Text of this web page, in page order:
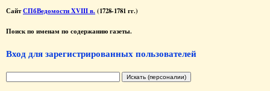
СайтСПбВедомости XVIII в. (1728-1781 гг.)
Поиск по именам по содержанию газеты.
Вход для зарегистрированных пользователей